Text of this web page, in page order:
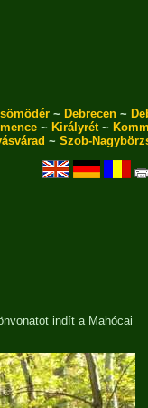
~ Debrecen~
~ Királyrét~
~ Szob-
indít a Mahócai